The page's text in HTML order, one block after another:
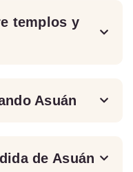
templos y
Asuán
de Asuán